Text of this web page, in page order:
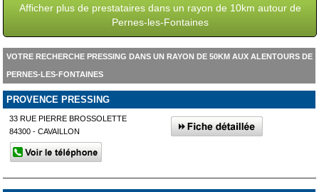
Afficher plus de prestataires dans un rayon de 10km autour de
Pernes-les-Fontaines
VOTRE RECHERCHE PRESSING DANS UN RAYON DE 50KM AUX ALENTOURS DE
PERNES-LES-FONTAINES
PROVENCE PRESSING
33 RUE PIERRE BROSSOLETTE
84300 - CAVAILLON